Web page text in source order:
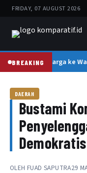
FRIDAY, 07 AUGUST 2026
BREAKING
Aduan Warga ke
DAERAH
Bustami
Demokratis
OLEH FUAD SAPUTRA29